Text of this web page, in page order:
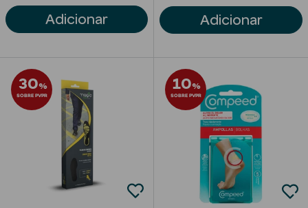
Solares de
Corpo
Solares Infantis
After Sun
Bronzeadores
Autobronzeadores
Adicionar Adicionar
30%
SOBRE PVPR
10%
SOBRE PVPR